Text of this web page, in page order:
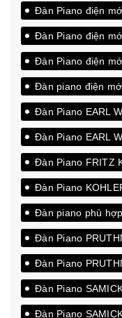
Đàn Piano điện
Đàn Piano điện
Đàn Piano điện
Đàn piano điện
lượng cao xuất
Đàn Piano EARL
Đàn Piano EARL
Đàn Piano FRITZ
Đàn Piano
Đàn piano phù
Đàn Piano
Đàn Piano
Đàn Piano
Đàn Piano